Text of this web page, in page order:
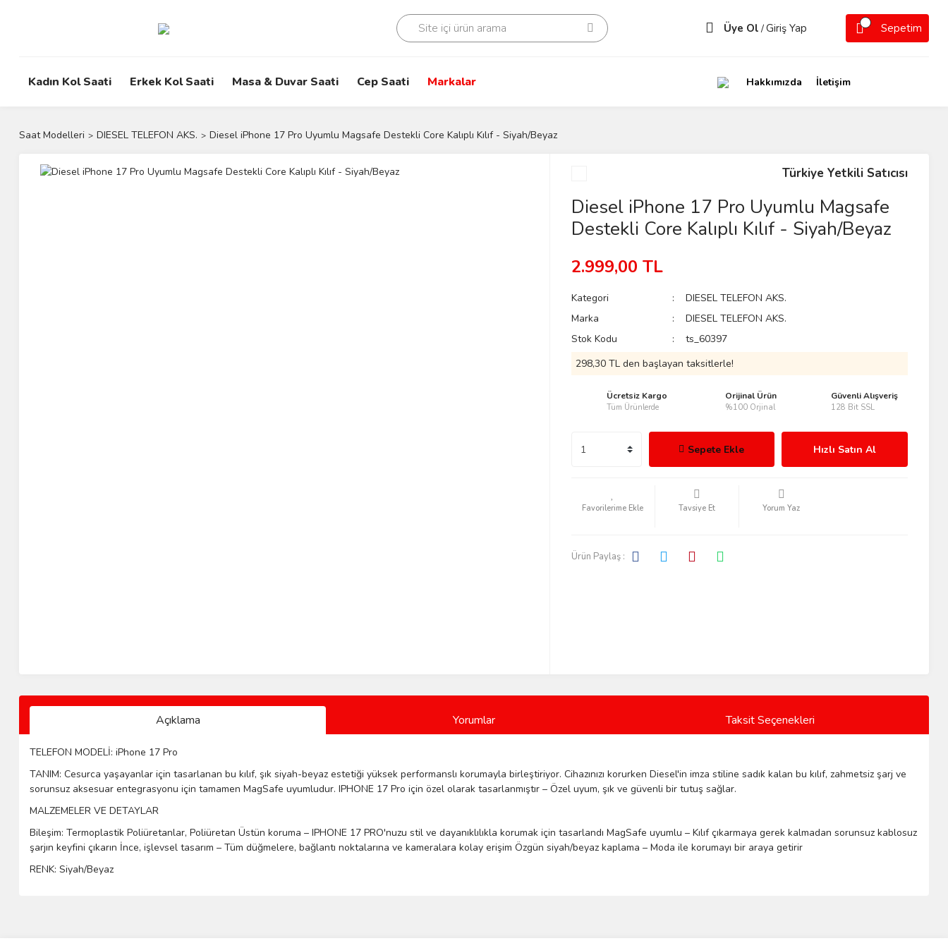
Üye Ol /Giriş Yap Sepetim
Kadın Kol Saati Erkek Kol Saati Masa & Duvar Saati Cep Saati Markalar Hakkımızda İletişim
Saat Modelleri DIESEL TELEFON AKS. Diesel iPhone 17 Pro Uyumlu Magsafe Destekli Core Kalıplı Kılıf - Siyah/Beyaz
Türkiye Yetkili Satıcısı
Diesel iPhone 17 Pro Uyumlu Magsafe
Destekli Core Kalıplı Kılıf - Siyah/Beyaz
2.999,00 TL
Kategori
DIESEL TELEFON AKS.
Marka
DIESEL TELEFON AKS.
Stok Kodu
ts_60397
298,30 TL den başlayan taksitlerle!
Ücretsiz Kargo
Tüm Ürünlerde
Orijinal Ürün
%100 Orjinal
Güvenli Alışveriş
128 Bit SSL
Sepete Ekle Hızlı Satın Al
Tavsiye Et Yorum Yaz
Ürün Paylaş :
Açıklama Yorumlar Taksit Seçenekleri
TELEFON MODELİ: iPhone 17 Pro
TANIM: Cesurca yaşayanlar için tasarlanan bu kılıf, şık siyah-beyaz estetiği yüksek performanslı korumayla birleştiriyor. Cihazınızı korurken Diesel'in imza stiline sadık kalan bu kılıf, zahmetsiz şarj ve
sorunsuz aksesuar entegrasyonu için tamamen MagSafe uyumludur. IPHONE 17 Pro için özel olarak tasarlanmıştır – Özel uyum, şık ve güvenli bir tutuş sağlar.
MALZEMELER VE DETAYLAR
Bileşim: Termoplastik Poliüretanlar, Poliüretan Üstün koruma – IPHONE 17 PRO'nuzu stil ve dayanıklılıkla korumak için tasarlandı MagSafe uyumlu – Kılıf çıkarmaya gerek kalmadan sorunsuz kablosuz
şarjın keyfini çıkarın İnce, işlevsel tasarım – Tüm düğmelere, bağlantı noktalarına ve kameralara kolay erişim Özgün siyah/beyaz kaplama – Moda ile korumayı bir araya getirir
RENK: Siyah/Beyaz